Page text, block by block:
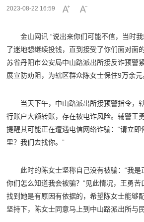
2023-08-22 16:59
金山网讯 “说出来你们可能不信，当时
了迷地想继续投钱，直到接受了你们面对
苏省丹阳市公安局中山路派出所接反诈预警
展宣防劝阻，为辖区群众陈女士保住9万余元
当天下午，中山路派出所接预警指令，
行账户大额转账，存在被电诈风险。辅警王
提醒其可能正在遭遇电信网络诈骗：“请立
里？我们去找你。”
此时的陈女士坚称自己没有被骗：“我是
你们怎么知道我会被骗？”见此情况，王勇
找到她是有原因有依据的，希望陈女士能够
坚持下，陈女士同意马上到中山路派出所与